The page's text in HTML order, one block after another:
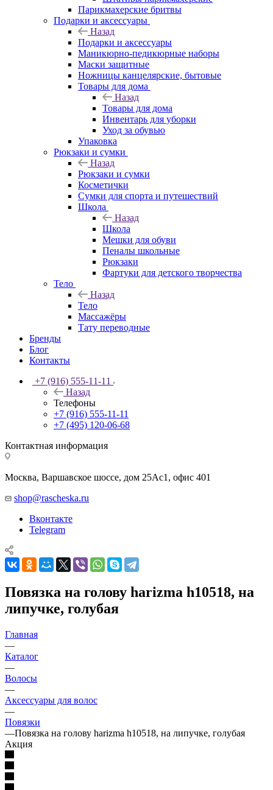
Парикмахерские бритвы
Подарки и аксессуары
Назад
Подарки и аксессуары
Маникюрно-педикюрные наборы
Маски защитные
Ножницы канцелярские, бытовые
Товары для дома
Назад
Товары для дома
Инвентарь для уборки
Уход за обувью
Упаковка
Рюкзаки и сумки
Назад
Рюкзаки и сумки
Косметички
Сумки для спорта и путешествий
Школа
Назад
Школа
Мешки для обуви
Пеналы школьные
Рюкзаки
Фартуки для детского творчества
Тело
Назад
Тело
Массажёры
Тату переводные
Бренды
Блог
Контакты
+7 (916) 555-11-11
Назад
Телефоны
+7 (916) 555-11-11
+7 (495) 120-06-68
Контактная информация
Москва, Варшавское шоссе, дом 25Аc1, офис 401
shop@rascheska.ru
Вконтакте
Telegram
Повязка на голову harizma h10518, на
липучке, голубая
Главная
—
Каталог
—
Волосы
—
Аксессуары для волос
—
Повязки
—Повязка на голову harizma h10518, на липучке, голубая
Акция